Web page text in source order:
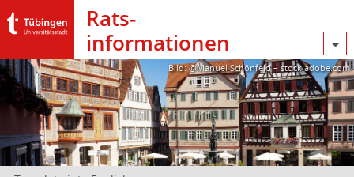
Rats­
informationen
Bild: @Manuel Schönfeld – stock.adobe.com